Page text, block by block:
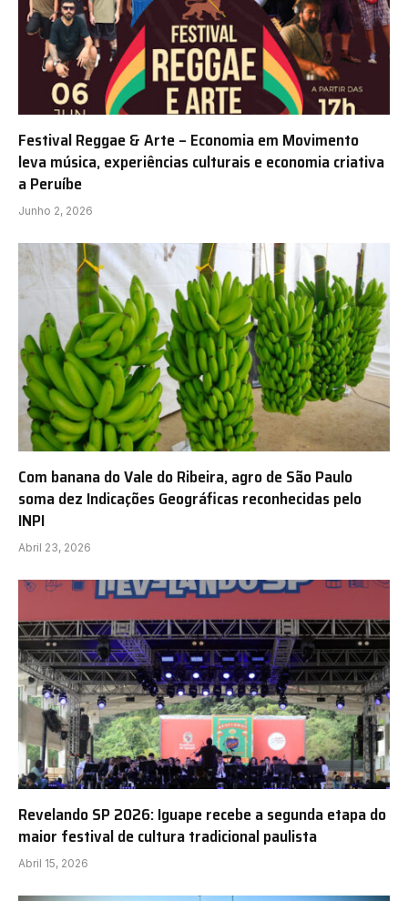
Festival Reggae & Arte – Economia em Movimento
leva música, experiências culturais e economia criativa
a Peruíbe
Junho 2, 2026
Com banana do Vale do Ribeira, agro de São Paulo
soma dez Indicações Geográficas reconhecidas pelo
INPI
Abril 23, 2026
Revelando SP 2026: Iguape recebe a segunda etapa do
maior festival de cultura tradicional paulista
Abril 15, 2026